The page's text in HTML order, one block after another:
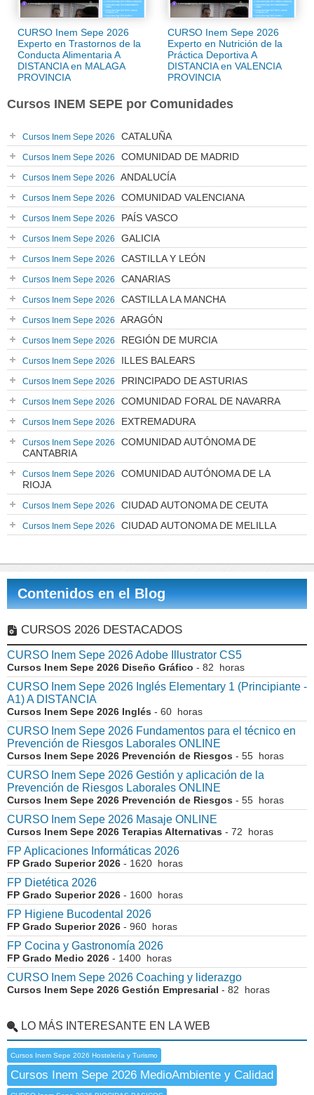
CURSO Inem Sepe 2026
Experto en Trastornos de la
Conducta Alimentaria A
DISTANCIA en MALAGA
PROVINCIA
CURSO Inem Sepe 2026
Experto en Nutrición de la
Práctica Deportiva A
DISTANCIA en VALENCIA
PROVINCIA
Cursos INEM SEPE por Comunidades
Cursos Inem Sepe 2026 CATALUÑA
Cursos Inem Sepe 2026 COMUNIDAD DE MADRID
Cursos Inem Sepe 2026 ANDALUCÍA
Cursos Inem Sepe 2026 COMUNIDAD VALENCIANA
Cursos Inem Sepe 2026 PAÍS VASCO
Cursos Inem Sepe 2026 GALICIA
Cursos Inem Sepe 2026 CASTILLA Y LEÓN
Cursos Inem Sepe 2026 CANARIAS
Cursos Inem Sepe 2026 CASTILLA LA MANCHA
Cursos Inem Sepe 2026 ARAGÓN
Cursos Inem Sepe 2026 REGIÓN DE MURCIA
Cursos Inem Sepe 2026 ILLES BALEARS
Cursos Inem Sepe 2026 PRINCIPADO DE ASTURIAS
Cursos Inem Sepe 2026 COMUNIDAD FORAL DE NAVARRA
Cursos Inem Sepe 2026 EXTREMADURA
Cursos Inem Sepe 2026
COMUNIDAD AUTÓNOMA DE
CANTABRIA
Cursos Inem Sepe 2026
COMUNIDAD AUTÓNOMA DE LA
RIOJA
Cursos Inem Sepe 2026 CIUDAD AUTONOMA DE CEUTA
Cursos Inem Sepe 2026 CIUDAD AUTONOMA DE MELILLA
Contenidos en el Blog
CURSOS 2026 DESTACADOS
CURSO Inem Sepe 2026 Adobe Illustrator CS5
Cursos Inem Sepe 2026 Diseño Gráfico - 82 horas
CURSO Inem Sepe 2026 Inglés Elementary 1 (Principiante -
A1) A DISTANCIA
Cursos Inem Sepe 2026 Inglés - 60 horas
CURSO Inem Sepe 2026 Fundamentos para el técnico en
Prevención de Riesgos Laborales ONLINE
Cursos Inem Sepe 2026 Prevención de Riesgos - 55 horas
CURSO Inem Sepe 2026 Gestión y aplicación de la
Prevención de Riesgos Laborales ONLINE
Cursos Inem Sepe 2026 Prevención de Riesgos - 55 horas
CURSO Inem Sepe 2026 Masaje ONLINE
Cursos Inem Sepe 2026 Terapias Alternativas - 72 horas
FP Aplicaciones Informáticas 2026
FP Grado Superior 2026 - 1620 horas
FP Dietética 2026
FP Grado Superior 2026 - 1600 horas
FP Higiene Bucodental 2026
FP Grado Superior 2026 - 960 horas
FP Cocina y Gastronomía 2026
FP Grado Medio 2026 - 1400 horas
CURSO Inem Sepe 2026 Coaching y liderazgo
Cursos Inem Sepe 2026 Gestión Empresarial - 82 horas
LO MÁS INTERESANTE EN LA WEB
Cursos Inem Sepe 2026 Hostelería y Turismo
Cursos Inem Sepe 2026 MedioAmbiente y Calidad